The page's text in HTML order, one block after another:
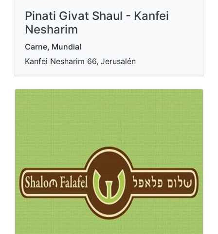
Pinati Givat Shaul - Kanfei
Nesharim
Carne, Mundial
Kanfei Nesharim 66, Jerusalén